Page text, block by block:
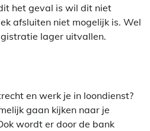
het geval is wil dit niet
afsluiten niet mogelijk is. Wel
lager uitvallen.
en werk je in loondienst?
gaan kijken naar je
wordt er door de bank